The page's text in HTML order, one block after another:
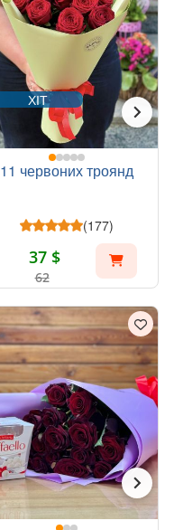
ХІТ
11 червоних троянд
(177)
37 $
62